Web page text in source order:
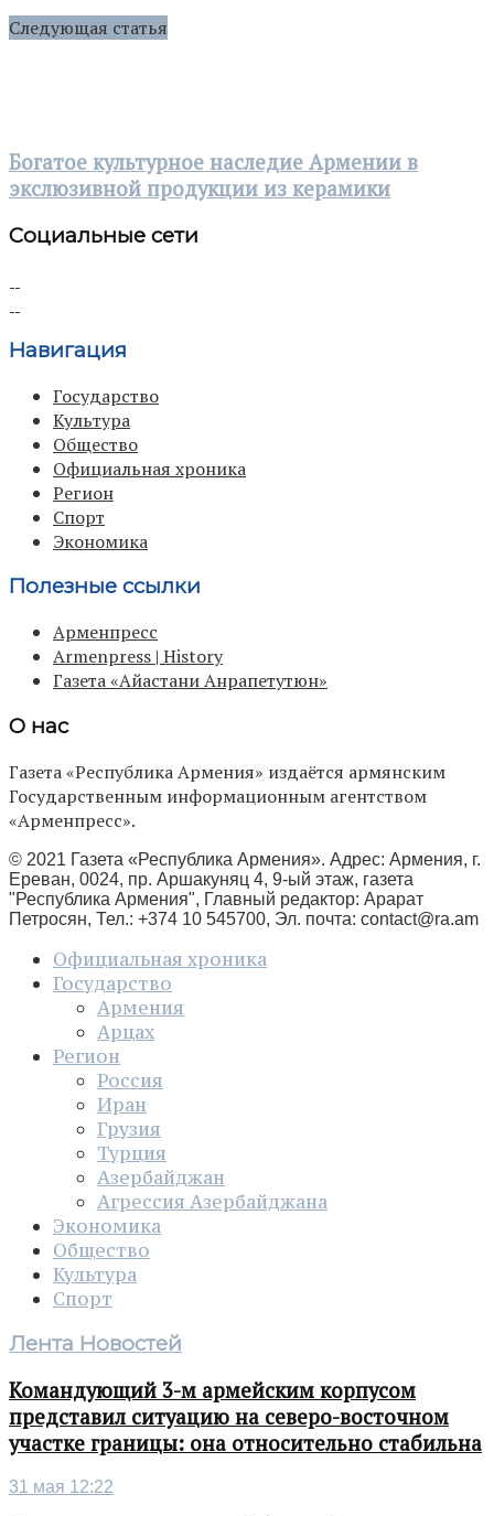
Следующая статья
Богатое культурное наследие Армении в
экслюзивной продукции из керамики
Социальные сети
Навигация
Государство
Культура
Общество
Официальная хроника
Регион
Спорт
Экономика
Полезные ссылки
Арменпресс
Armenpress | History
Газета «Айастани Анрапетутюн»
О нас
Газета «Республика Армения» издаётся армянским
Государственным информационным агентством
«Арменпресс».
© 2021 Газета «Республика Армения». Адрес: Армения, г.
Ереван, 0024, пр. Аршакуняц 4, 9-ый этаж, газета
"Республика Армения", Главный редактор: Арарат
Петросян, Тел.: +374 10 545700, Эл. почта: contact@ra.am
Официальная хроника
Государство
Армения
Арцах
Регион
Россия
Иран
Грузия
Турция
Азербайджан
Агрессия Азербайджана
Экономика
Общество
Культура
Спорт
Лента Новостей
Командующий 3-м армейским корпусом
представил ситуацию на северо-восточном
участке границы: она относительно стабильна
31 мая 12:22